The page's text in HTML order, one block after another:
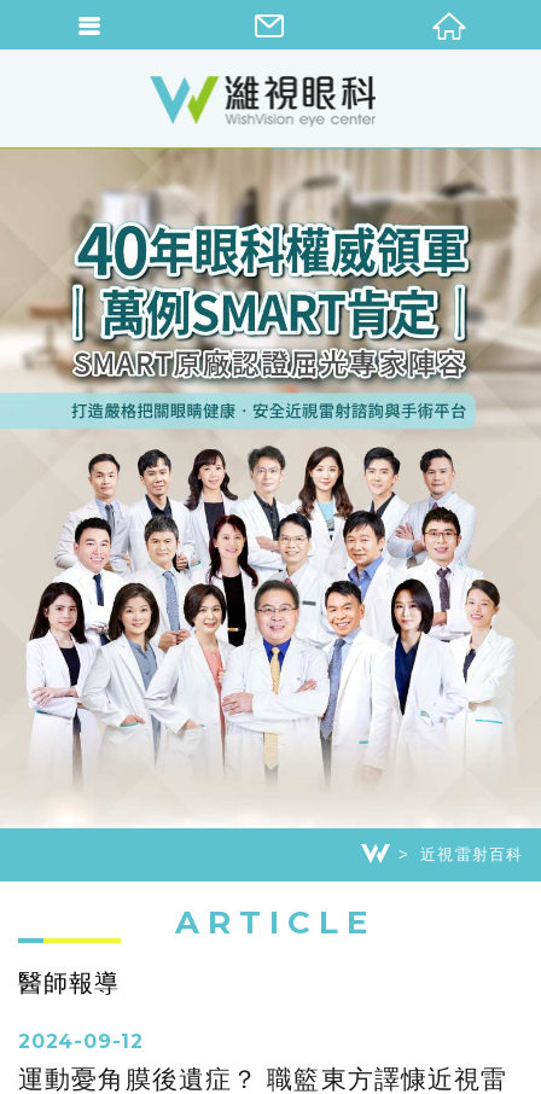
近視雷射百科
ARTICLE
醫師報導
2024-09-12
運動憂角膜後遺症？ 職籃東方譯慷近視雷